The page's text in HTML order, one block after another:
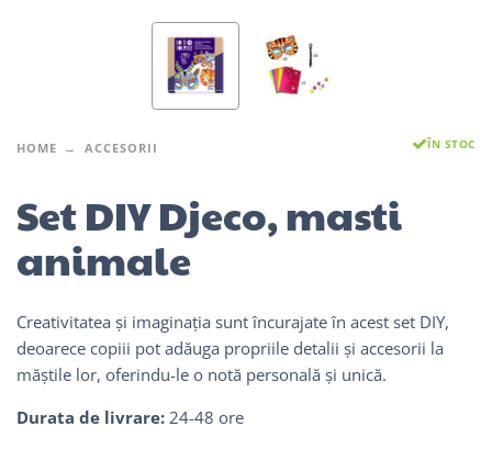
HOME ACCESORII ÎN STOC
Set DIY Djeco, masti
animale
Creativitatea și imaginația sunt încurajate în acest set DIY,
deoarece copiii pot adăuga propriile detalii și accesorii la
măștile lor, oferindu-le o notă personală și unică.
Durata de livrare: 24-48 ore